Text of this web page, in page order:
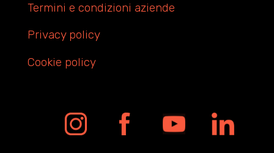
Termini e condizioni aziende
Privacy policy
Cookie policy